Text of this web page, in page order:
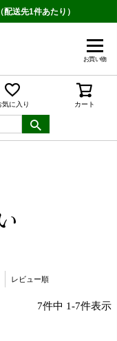
送先1件あたり）
お買い物
気に入り カート
レビュー順
7件中 1-7件表示